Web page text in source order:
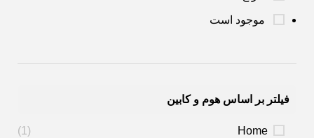
موجود است
فیلتر بر اساس هوم و کابین
Home
(1)